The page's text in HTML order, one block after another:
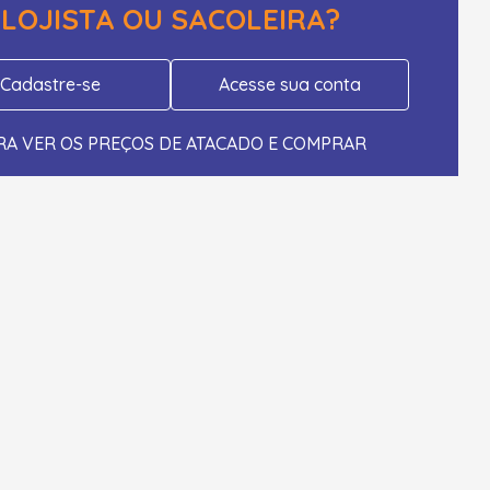
LOJISTA OU SACOLEIRA?
Cadastre-se Acesse sua conta
VER OS PREÇOS DE ATACADO E COMPRAR